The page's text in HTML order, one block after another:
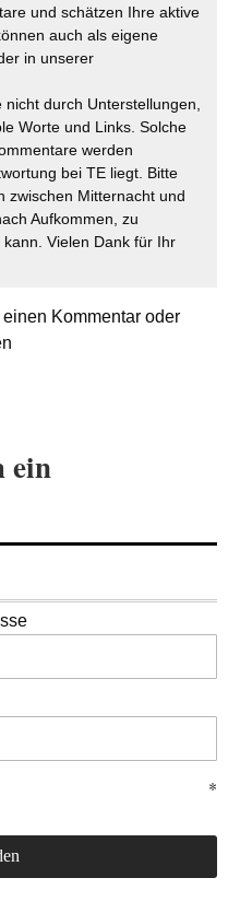
und schätzen Ihre aktive
auch als eigene
in unserer
durch Unterstellungen,
Worte und Links. Solche
werden
bei TE liegt. Bitte
zwischen Mitternacht und
Aufkommen, zu
Vielen Dank für Ihr
Kommentar oder
ein